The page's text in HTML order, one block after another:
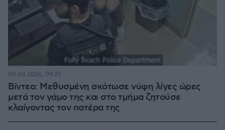
Βίντεο: Μεθυσμένη σκότωσε νύφη λίγες ώρες
μετά τον γάμο της και στο τμήμα ζητούσε
κλαίγοντας τον πατέρα της
08.08.2026, 09:25